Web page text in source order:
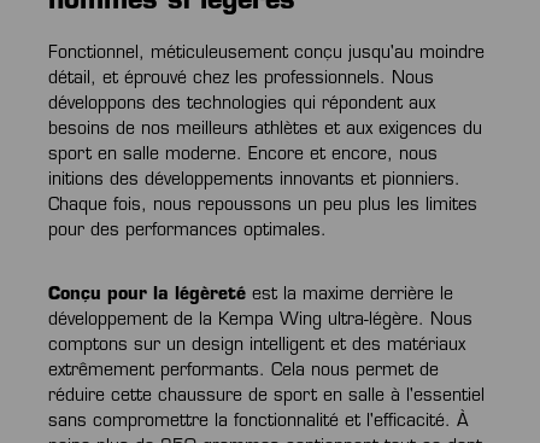
Fonctionnel, méticuleusement conçu jusqu'au moindre
détail, et éprouvé chez les professionnels. Nous
développons des technologies qui répondent aux
besoins de nos meilleurs athlètes et aux exigences du
sport en salle moderne. Encore et encore, nous
initions des développements innovants et pionniers.
Chaque fois, nous repoussons un peu plus les limites
pour des performances optimales.
Conçu pour la légèreté est la maxime derrière le
développement de la Kempa Wing ultra-légère. Nous
comptons sur un design intelligent et des matériaux
extrêmement performants. Cela nous permet de
réduire cette chaussure de sport en salle à l'essentiel
sans compromettre la fonctionnalité et l'efficacité. À